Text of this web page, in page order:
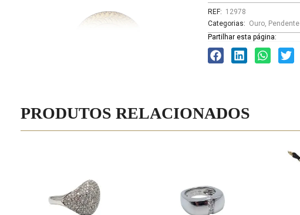
REF: 12978
Categorias: Ouro, Pendente
Partilhar esta página:
PRODUTOS RELACIONADOS